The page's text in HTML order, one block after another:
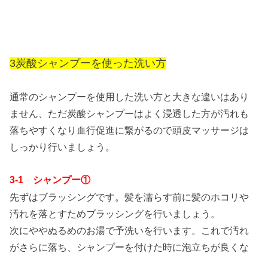
3炭酸シャンプーを使った洗い方
通常のシャンプーを使用した洗い方と大きな違いはあり
ません、ただ炭酸シャンプーはよく浸透した方が汚れも
落ちやすくなり血行促進に繋がるので頭皮マッサージは
しっかり行いましょう。
3-1 シャンプー①
先ずはブラッシングです。髪を濡らす前に髪のホコリや
汚れを落とすためブラッシングを行いましょう。
次にややぬるめのお湯で予洗いを行います。これで汚れ
がさらに落ち、シャンプーを付けた時に泡立ちが良くな